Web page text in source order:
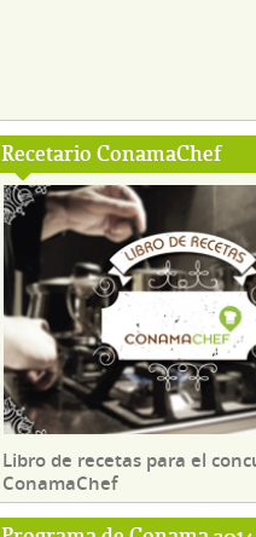
Recetario ConamaChef
Libro de recetas para el
ConamaChef